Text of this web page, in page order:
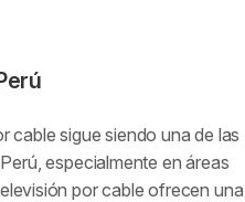
cable sigue siendo una de las
especialmente en áreas
por cable ofrecen una